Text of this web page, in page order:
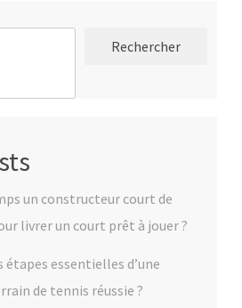
Rechercher
un constructeur court de
livrer un court prêt à jouer ?
essentielles d’une
de tennis réussie ?